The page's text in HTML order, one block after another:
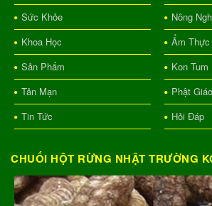
Sức Khỏe
Nông
Khoa Học
Ẩm Thực
Sản Phẩm
Kon Tum
Tản Mạn
Phật Giáo
Tin Tức
Hỏi Đáp
CHUỐI HỘT RỪNG NHẬT TRƯỜNG